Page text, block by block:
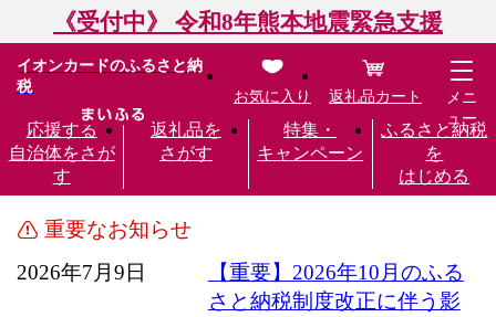
《受付中》 令和8年熊本地震緊急支援
イオンカードのふるさと納
税
応援する
自治体をさが
す
返礼品を
さがす
特集・
キャンペーン
ふるさと納税
を
はじめる
お気に入り 返礼品カート
メニ
ュー
重要なお知らせ
2026年7月9日
【重要】2026年10月のふる
さと納税制度改正に伴う影